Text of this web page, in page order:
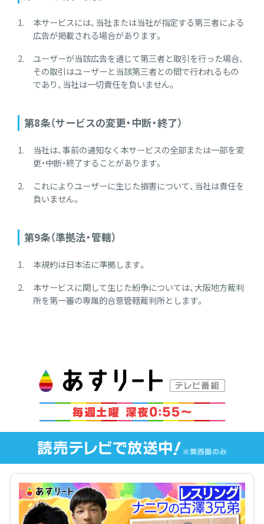
本サービスには、当社または当社が指定する第三者による
広告が掲載される場合があります。
ユーザーが当該広告を通じて第三者と取引を行った場合、
その取引はユーザーと当該第三者との間で行われるもの
であり、当社は一切責任を負いません。
第8条（サービスの変更・中断・終了）
当社は、事前の通知なく本サービスの全部または一部を変
更・中断・終了することがあります。
これによりユーザーに生じた損害について、当社は責任を
負いません。
第9条（準拠法・管轄）
本規約は日本法に準拠します。
本サービスに関して生じた紛争については、大阪地方裁判
所を第一審の専属的合意管轄裁判所とします。